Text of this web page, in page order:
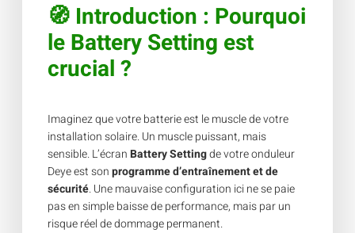
🧭 Introduction : Pourquoi
leBattery Setting est
crucial ?
Imaginez que votre batterie est le muscle de votre
installation solaire. Un muscle puissant, mais
sensible. L’écranBattery Settingde votre onduleur
Deye est sonprogramme d’entraînement et de
sécurité. Une mauvaise configuration ici ne se paie
pas en simple baisse de performance, mais par un
risque réel de dommage permanent.